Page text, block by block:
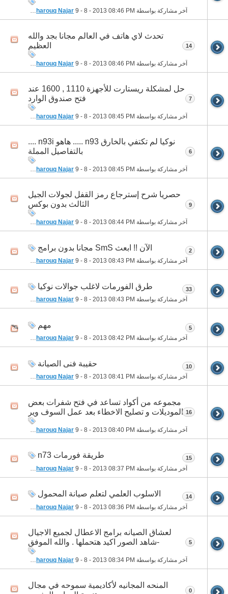
آخر مشاركة بواسطة Ali Pharouq Najar 9 - 8 - 2013 08:46 PM
تحدث لاي هاتف في العالم مجانا بجد والله
العظيم
آخر مشاركة بواسطة Ali Pharouq Najar 9 - 8 - 2013 08:46 PM
14
حل لمشكلة ريستارت للأجهزة 1110 , 1600 عند
فتح صندوق الوارد
آخر مشاركة بواسطة Ali Pharouq Najar 9 - 8 - 2013 08:45 PM
7
نوكيا لم تكتفي بالخارق n93 ..... هاهو n93i ....
بالتفاصيل المملة
آخر مشاركة بواسطة Ali Pharouq Najar 9 - 8 - 2013 08:45 PM
6
حصريا شرح إسترجاع رمز القفل لجولات الجيل
الثالث بدون بوكس
آخر مشاركة بواسطة Ali Pharouq Najar 9 - 8 - 2013 08:44 PM
9
الآن !! ابعث SmS مجانا بدون برامج
آخر مشاركة بواسطة Ali Pharouq Najar 9 - 8 - 2013 08:43 PM
2
طرق الفورمات لاغلب جوالات نوكيا
آخر مشاركة بواسطة Ali Pharouq Najar 9 - 8 - 2013 08:43 PM
33
مهم
آخر مشاركة بواسطة Ali Pharouq Najar 9 - 8 - 2013 08:42 PM
5
حقيبة فنى الصيانة
آخر مشاركة بواسطة Ali Pharouq Najar 9 - 8 - 2013 08:41 PM
10
مجموعه من أكواد تساعد في فتح شفرات بعض
الموديلات و تصليح الاخطاء بعد عمل السوف وير
آخر مشاركة بواسطة Ali Pharouq Najar 9 - 8 - 2013 08:40 PM
16
طريقة فورمات n73
آخر مشاركة بواسطة Ali Pharouq Najar 9 - 8 - 2013 08:37 PM
15
الاسلوب العلمي لتعلم صيانة المحمول
آخر مشاركة بواسطة Ali Pharouq Najar 9 - 8 - 2013 08:36 PM
14
لعشاق الصيانه برامج الاعطال لجميع الاجيال
-شاهد الصور اكيد هتحملها . والله الموفق
آخر مشاركة بواسطة Ali Pharouq Najar 9 - 8 - 2013 08:34 PM
5
المنحه المجانيه لأكاديمية سموحه في مجال
0